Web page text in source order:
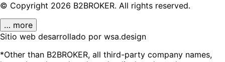
© Copyright 2026 B2BROKER. All rights reserved.
… more
Sitio web desarrollado por wsa.design
*Other than B2BROKER, all third-party company names,